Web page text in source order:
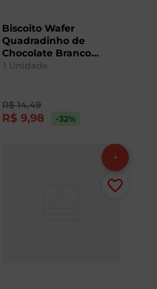
Biscoito Wafer
Quadradinho de
Chocolate Branco
Sem Lactose
1 Unidade
R$ 14,49
R$ 9,98 -32%